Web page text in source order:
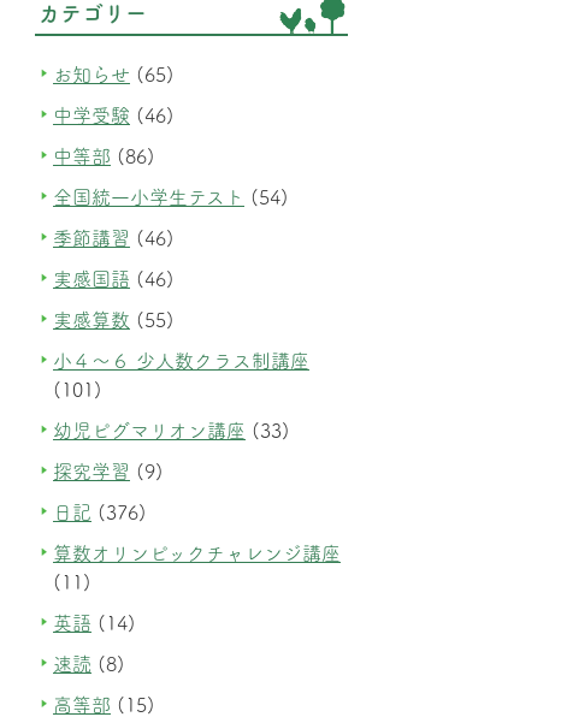
カテゴリー
お知らせ (65)
中学受験 (46)
中等部 (86)
全国統一小学生テスト (54)
季節講習 (46)
実感国語 (46)
実感算数 (55)
小４～６ 少人数クラス制講座
(101)
幼児ピグマリオン講座 (33)
探究学習 (9)
日記 (376)
算数オリンピックチャレンジ講座
(11)
英語 (14)
速読 (8)
高等部 (15)